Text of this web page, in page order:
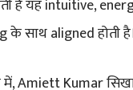
है यह intuitive,
साथ aligned होती
Amiett Kumar